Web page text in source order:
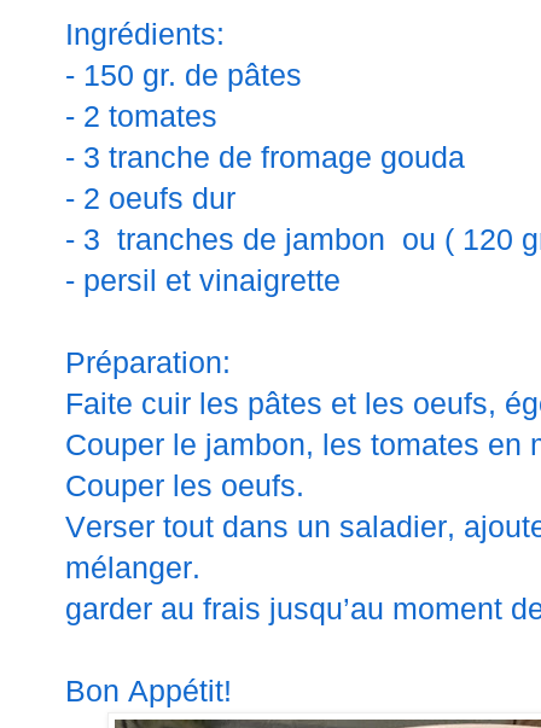
Ingrédients:
- 150 gr. de pâtes
- 2 tomates
- 3 tranche de fromage gouda
- 2 oeufs dur
- 3 tranches de jambon ou ( 120
- persil et vinaigrette
Préparation:
Faite cuir les pâtes et les oeufs,
Couper le jambon, les tomates en
Couper les oeufs.
Verser tout dans un saladier,
mélanger.
garder au frais jusqu’au moment
Bon Appétit!